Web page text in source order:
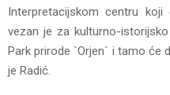
Interpretacijskom centru
vezan je za kulturno-
Park prirode `Orjen` i tamo će
je Radić.